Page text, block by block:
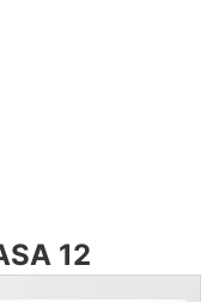
12